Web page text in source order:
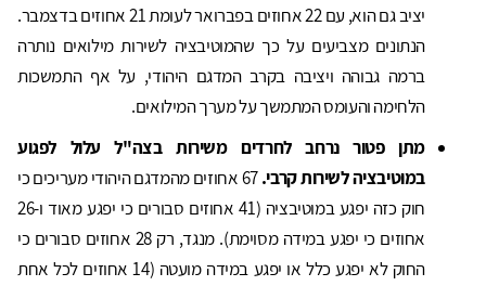
יציב גם הוא, עם 22 אחוזים בפברואר לעומת 21 אחוזים בדצמבר.
הנתונים מצביעים על כך שהמוטיבציה לשירות מילואים נותרה
ברמה גבוהה ויציבה בקרב המדגם היהודי, על אף התמשכות
הלחימה והעומס המתמשך על מערך המילואים.
מתן פטור נרחב לחרדים משירות בצה"ל עלול לפגוע
במוטיבציה לשירות קרבי.
67 אחוזים מהמדגם היהודי מעריכים כי
חוק כזה יפגע במוטיבציה (41 אחוזים סבורים כי יפגע מאוד ו-26
אחוזים כי יפגע במידה מסוימת). מנגד, רק 28 אחוזים סבורים כי
החוק לא יפגע כלל או יפגע במידה מועטה (14 אחוזים לכל אחת